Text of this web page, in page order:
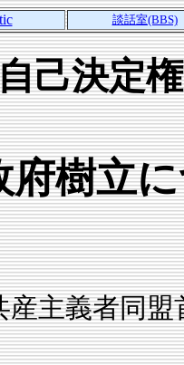
談話室(BBS)
己決定
府樹立
産主義者同盟